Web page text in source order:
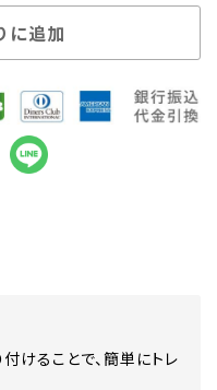
に追加
けることで、簡単にトレ